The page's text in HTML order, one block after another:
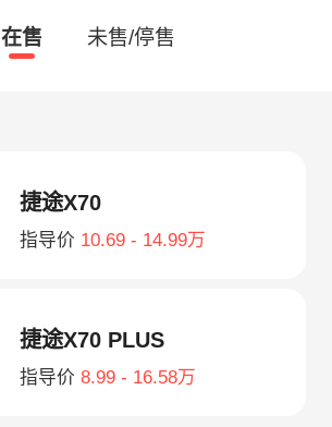
在售 未售/停售
捷途X70
指导价 10.69 - 14.99万
捷途X70 PLUS
指导价 8.99 - 16.58万